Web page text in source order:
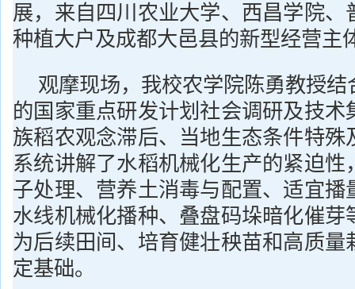
展，来自四川农业大学、西昌学院、
种植大户及成都大邑县的新型经营主
观摩现场，我校农学院陈勇教授
的国家重点研发计划社会调研及技术
族稻农观念滞后、当地生态条件特殊
系统讲解了水稻机械化生产的紧迫性
子处理、营养土消毒与配置、适宜播
水线机械化播种、叠盘码垛暗化催芽
为后续田间、培育健壮秧苗和高质量
定基础。